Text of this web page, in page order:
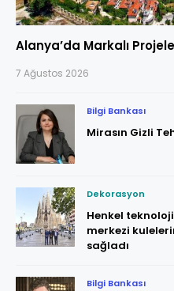
Alanya’da Markalı
7 Ağustos 2026
Bilgi Bankası
Mirasın Gizli
Dekorasyon
Henkel
merkezi
sağladı
Bilgi Bankası